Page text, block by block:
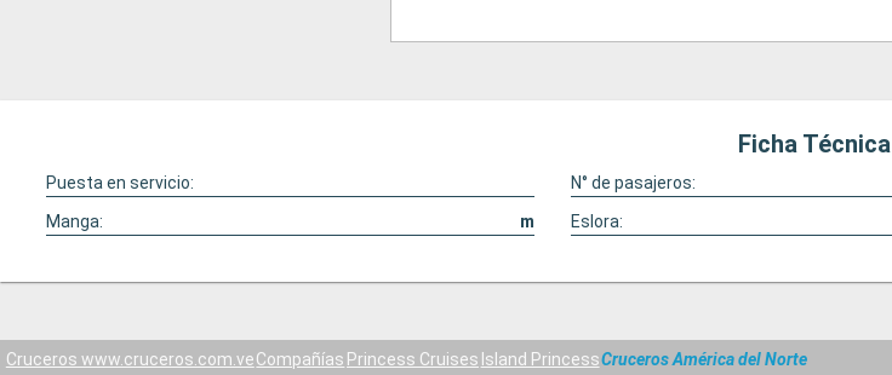
Ficha Técnica
Puesta en servicio: N° de pasajeros:
Manga:
m Eslora:
Cruceros www.cruceros.com.veCompañías Princess Cruises Island PrincessCruceros América del Norte